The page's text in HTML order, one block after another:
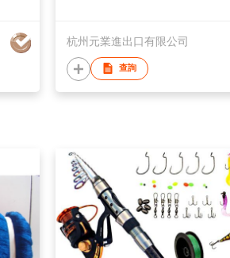
杭州元業進出口有限公司
查詢